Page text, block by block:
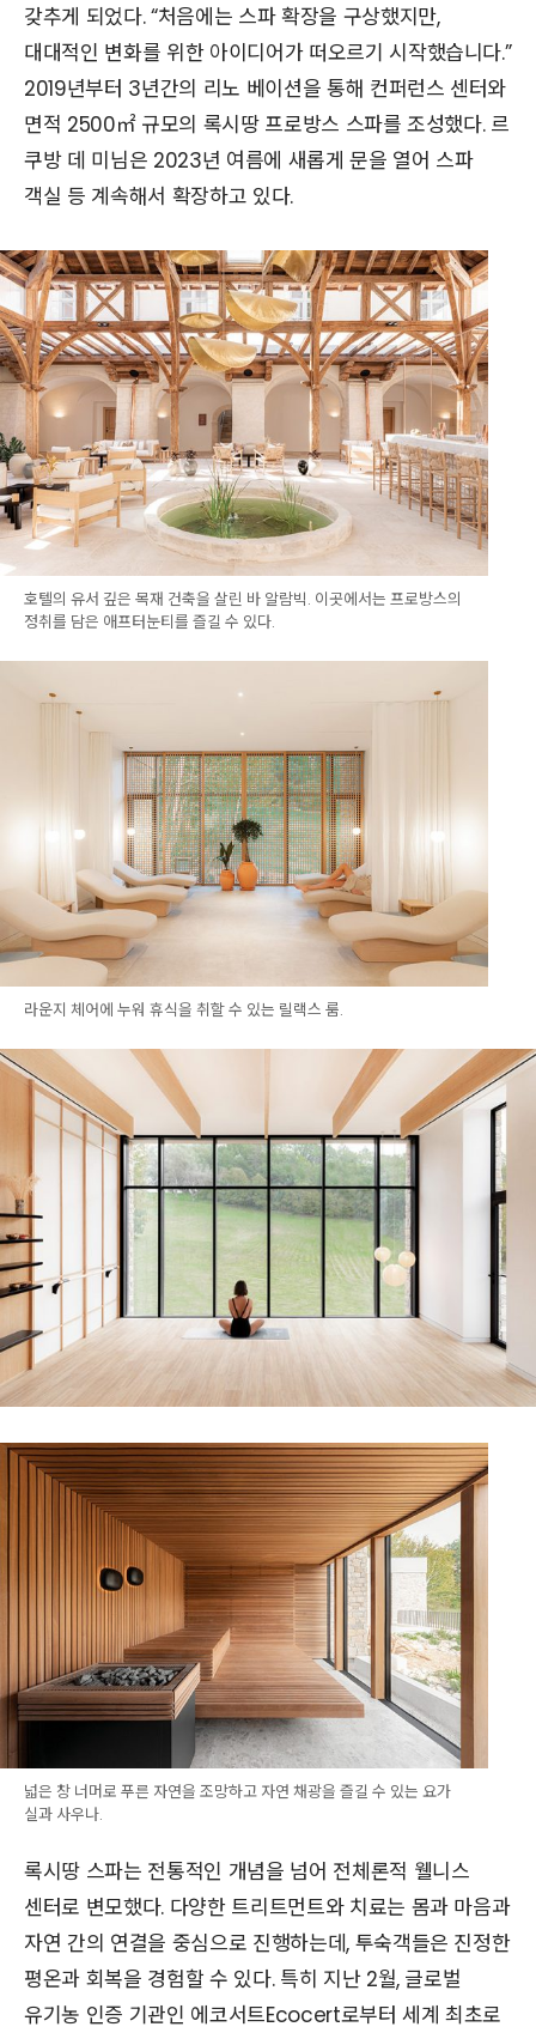
갖추게 되었다. “처음에는 스파 확장을 구상했지만,
대대적인 변화를 위한 아이디어가 떠오르기 시작했습니다.”
2019년부터 3년간의 리노 베이션을 통해 컨퍼런스 센터와
면적 2500㎡ 규모의 록시땅 프로방스 스파를 조성했다. 르
쿠방 데 미님은 2023년 여름에 새롭게 문을 열어 스파
객실 등 계속해서 확장하고 있다.
호텔의 유서 깊은 목재 건축을 살린 바 알람빅. 이곳에서는 프로방스의
정취를 담은 애프터눈티를 즐길 수 있다.
라운지 체어에 누워 휴식을 취할 수 있는 릴랙스 룸.
넓은 창 너머로 푸른 자연을 조망하고 자연 채광을 즐길 수 있는 요가
실과 사우나.
록시땅 스파는 전통적인 개념을 넘어 전체론적 웰니스
센터로 변모했다. 다양한 트리트먼트와 치료는 몸과 마음과
자연 간의 연결을 중심으로 진행하는데, 투숙객들은 진정한
평온과 회복을 경험할 수 있다. 특히 지난 2월, 글로벌
유기농 인증 기관인 에코서트Ecocert로부터 세계 최초로